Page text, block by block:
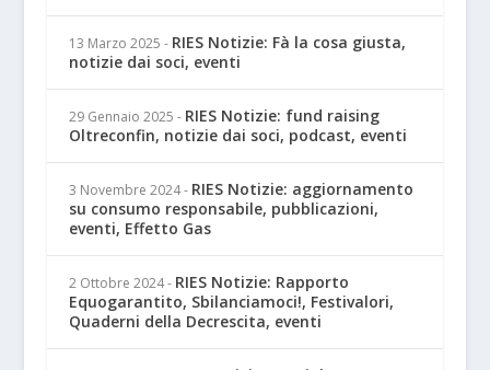
13 Marzo 2025 - RIES Notizie: Fà la cosa giusta,
notizie dai soci, eventi
29 Gennaio 2025 - RIES Notizie: fund raising
Oltreconfin, notizie dai soci, podcast, eventi
3 Novembre 2024 - RIES Notizie: aggiornamento
su consumo responsabile, pubblicazioni,
eventi, Effetto Gas
2 Ottobre 2024 - RIES Notizie: Rapporto
Equogarantito, Sbilanciamoci!, Festivalori,
Quaderni della Decrescita, eventi